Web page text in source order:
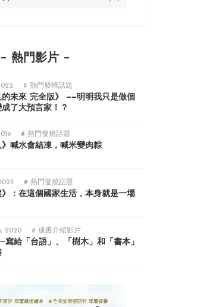
熱門影片
# 熱門發燒話題
的未來 完全版》 ——明明我只是做個
了大預言家！？
# 熱門發燒話題
》喊水會結凍，喊米變肉粽
# 熱門發燒話題
》：在這個國家生活，本身就是一場
2020 # 成書介紹影片
寫給「台語」、「樹木」和「書本」